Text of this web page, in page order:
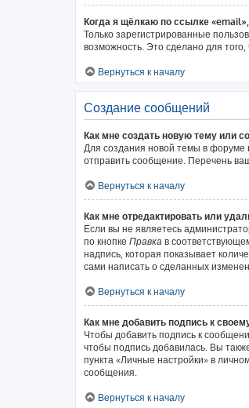
Когда я щёлкаю по ссылке
Только зарегистрированные
возможность. Это сделано для
Вернуться к началу
Создание сообщений
Как мне создать новую тему или
Для создания новой темы в форуме
отправить сообщение. Перечень
Вернуться к началу
Как мне отредактировать или
Если вы не являетесь
по кнопке Правка в
надпись, которая показывает
сами написать о сделанных
Вернуться к началу
Как мне добавить подпись к
Чтобы добавить подпись к
чтобы подпись добавилась. Вы
пункта «Личные настройки» в
сообщения.
Вернуться к началу